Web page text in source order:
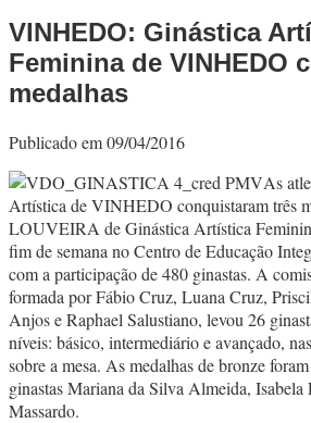
VINHEDO: Ginástica
Feminina de VINHEDO
medalhas
Publicado em 09/04/2016
As
Artística de VINHEDO conquistaram três
LOUVEIRA de Ginástica Artística
fim de semana no Centro de Educação
com a participação de 480 ginastas. A
formada por Fábio Cruz, Luana Cruz,
Anjos e Raphael Salustiano, levou 26
níveis: básico, intermediário e avançado,
sobre a mesa. As medalhas de bronze
ginastas Mariana da Silva Almeida, Isabela
Massardo.